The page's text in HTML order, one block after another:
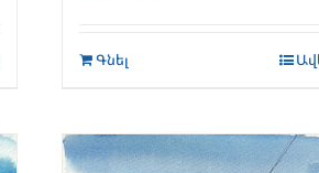
Գնել